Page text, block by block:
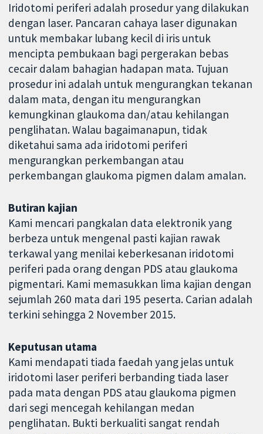
Iridotomi periferi adalah prosedur yang dilakukan
dengan laser. Pancaran cahaya laser digunakan
untuk membakar lubang kecil di iris untuk
mencipta pembukaan bagi pergerakan bebas
cecair dalam bahagian hadapan mata. Tujuan
prosedur ini adalah untuk mengurangkan tekanan
dalam mata, dengan itu mengurangkan
kemungkinan glaukoma dan/atau kehilangan
penglihatan. Walau bagaimanapun, tidak
diketahui sama ada iridotomi periferi
mengurangkan perkembangan atau
perkembangan glaukoma pigmen dalam amalan.
Butiran kajian
Kami mencari pangkalan data elektronik yang
berbeza untuk mengenal pasti kajian rawak
terkawal yang menilai keberkesanan iridotomi
periferi pada orang dengan PDS atau glaukoma
pigmentari. Kami memasukkan lima kajian dengan
sejumlah 260 mata dari 195 peserta. Carian adalah
terkini sehingga 2 November 2015.
Keputusan utama
Kami mendapati tiada faedah yang jelas untuk
iridotomi laser periferi berbanding tiada laser
pada mata dengan PDS atau glaukoma pigmen
dari segi mencegah kehilangan medan
penglihatan. Bukti berkualiti sangat rendah